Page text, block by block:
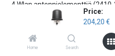
Price:
204,20 €
Home Search
- 4 Wlan antennielementtiä
3m kaapelit N-uros liittimillä -
tiedot datalehdeltä.
204,20